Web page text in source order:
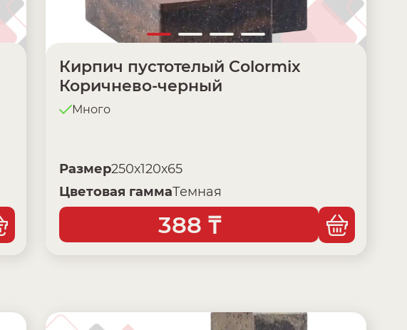
Кирпич пустотелый Colormix
Коричнево-черный
Много
Размер250х120х65
Цветовая гаммаТемная
388 ₸